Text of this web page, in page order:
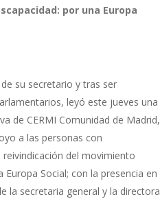
por una Europa
su secretario y tras ser
leyó este jueves una
de CERMI Comunidad de Madrid,
a las personas con
del movimiento
Social; con la presencia en
la secretaria general y la directora